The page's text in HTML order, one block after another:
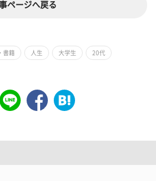
ページへ戻る
書籍 人生 大学生 20代